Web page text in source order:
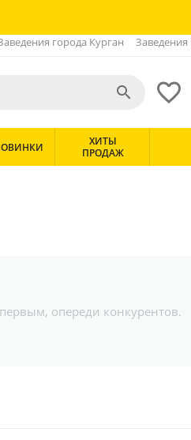
города Курган Заведения


ХИТЫ
ПРОДАЖ
опереди конкурентов.